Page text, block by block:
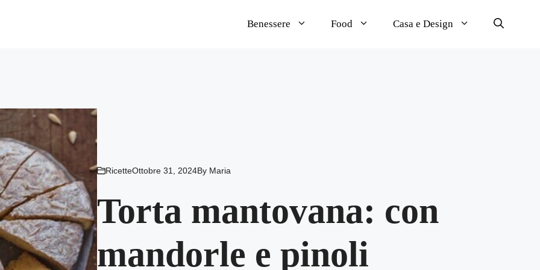
Benessere Food Casa e Design
RicetteOttobre 31, 2024By Maria
Torta mantovana: con
mandorle e pinoli